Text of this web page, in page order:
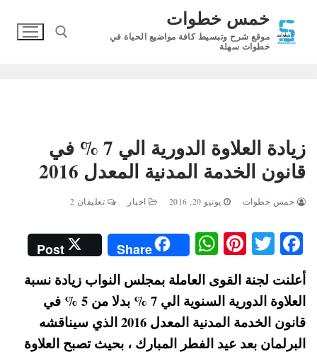
المحتوى
خمس خطوات
موقع شرح وتبسيط كافة مواضيع الحياة في
خطوات سهلة
زيادة العلاوة الدورية الي 7 % في
قانون الخدمة المدنية المعدل 2016
خمس خطوات يونيو 20, 2016 اخبار تعليقان 2
Fa
ce
bo
ok
T
wi
tte
r
Pi
er
es
t
W
ha
ts
A
pp
Share
Post
أعلنت لجنة القوى العاملة بمجلس النواب زيادة نسبة
العلاوة الدورية السنوية الي 7 % بدلا من 5 % في
قانون الخدمة المدنية المعدل 2016 الذي سيناقشه
البرلمان بعد عيد الفطر المبارك ، بحيث تصبح العلاوة